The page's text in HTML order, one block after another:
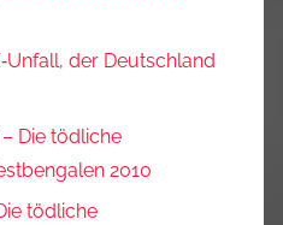
der Deutschland
Die tödliche
2010
tödliche